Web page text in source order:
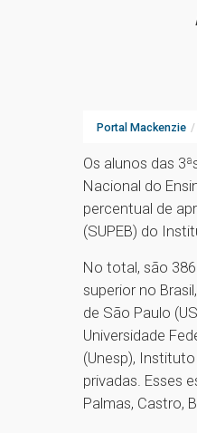
Portal Mackenzie
Os alunos das
Nacional do
percentual de
(SUPEB) do
No total, são
superior no
de São Paulo
Universidade
(Unesp),
privadas. Esses
Palmas, Castro,